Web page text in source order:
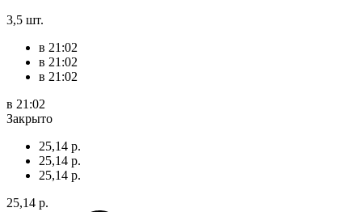
3,5 шт.
в 21:02
в 21:02
в 21:02
в 21:02
Закрыто
25,14 р.
25,14 р.
25,14 р.
25,14 р.